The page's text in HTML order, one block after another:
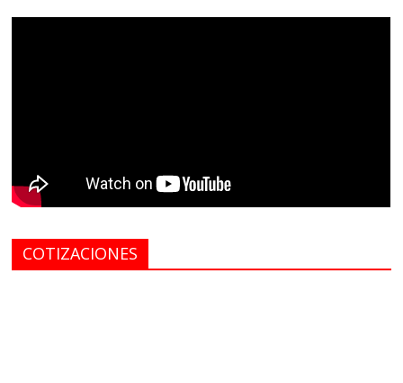
COTIZACIONES